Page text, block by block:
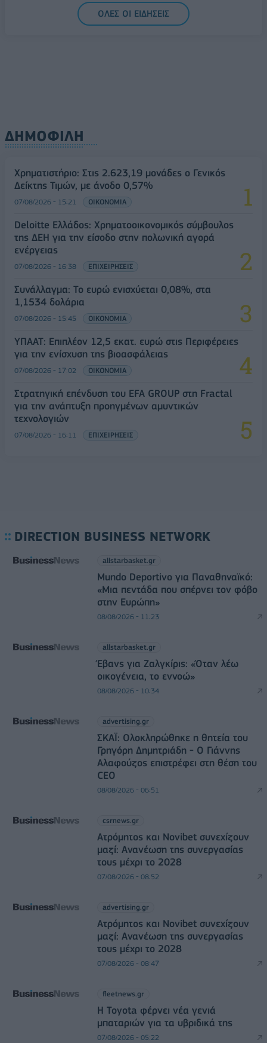
5G παντού, 6G στον ορίζοντα: Πού βρίσκεται η
Ελλάδα στη μεγάλη τεχνολογική μετάβαση
ΟΛΕΣ ΟΙ ΕΙΔΗΣΕΙΣ
ΔΗΜΟΦΙΛΗ
Χρηματιστήριο: Στις 2.623,19 μονάδες ο Γενικός
Δείκτης Τιμών, με άνοδο 0,57%
07/08/2026 - 15:21 ΟΙΚΟΝΟΜΙΑ
Deloitte Ελλάδος: Χρηματοοικονομικός σύμβουλος
της ΔΕΗ για την είσοδο στην πολωνική αγορά
ενέργειας
07/08/2026 - 16:38 ΕΠΙΧΕΙΡΗΣΕΙΣ
Συνάλλαγμα: Το ευρώ ενισχύεται 0,08%, στα
1,1534 δολάρια
07/08/2026 - 15:45 ΟΙΚΟΝΟΜΙΑ
ΥΠΑΑΤ: Επιπλέον 12,5 εκατ. ευρώ στις Περιφέρειες
για την ενίσχυση της βιοασφάλειας
07/08/2026 - 17:02 ΟΙΚΟΝΟΜΙΑ
Στρατηγική επένδυση του EFA GROUP στη Fractal
για την ανάπτυξη προηγμένων αμυντικών
τεχνολογιών
07/08/2026 - 16:11 ΕΠΙΧΕΙΡΗΣΕΙΣ
DIRECTION BUSINESS NETWORK
allstarbasket.gr
Mundo Deportivo για Παναθηναϊκό:
«Μια πεντάδα που σπέρνει τον φόβο
στην Ευρώπη»
08/08/2026 - 11:23
allstarbasket.gr
Έβανς για Ζαλγκίρις: «Όταν λέω
οικογένεια, το εννοώ»
08/08/2026 - 10:34
advertising.gr
ΣΚΑΪ: Ολοκληρώθηκε η θητεία του
Γρηγόρη Δημητριάδη - Ο Γιάννης
Αλαφούζος επιστρέφει στη θέση του
CEO
08/08/2026 - 06:51
csrnews.gr
Ατρόμητος και Novibet συνεχίζουν
μαζί: Ανανέωση της συνεργασίας
τους μέχρι το 2028
07/08/2026 - 08:52
advertising.gr
Ατρόμητος και Novibet συνεχίζουν
μαζί: Ανανέωση της συνεργασίας
τους μέχρι το 2028
07/08/2026 - 08:47
fleetnews.gr
Η Toyota φέρνει νέα γενιά
μπαταριών για τα υβριδικά της
07/08/2026 - 05:22